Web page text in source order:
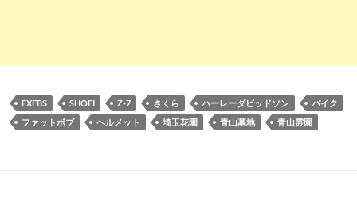
FXFBS SHOEI Z-7 さくら ハーレーダビッドソン
バイク
ファットボブ
ヘルメット 埼玉花園 青山墓地 青山霊園